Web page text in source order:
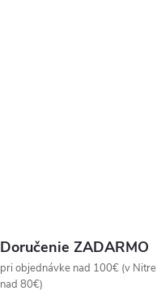
Doručenie ZADARMO
pri objednávke nad 100€ (v Nitre
nad 80€)